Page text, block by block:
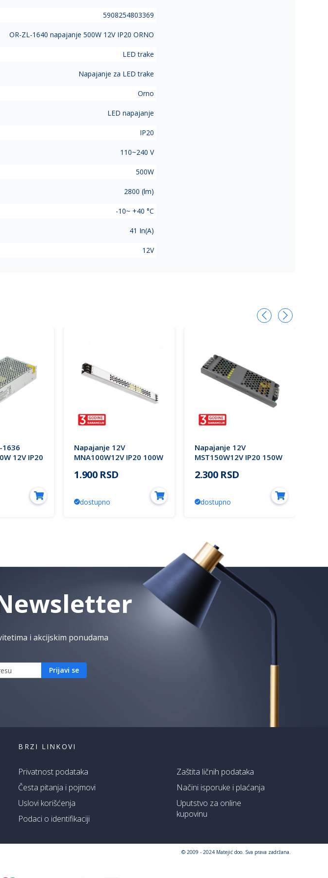
5908254803369
OR-ZL-1640 napajanje 500W 12V IP20 ORNO
LED trake
Napajanje za LED trake
Orno
LED napajanje
IP20
110~240 V
500W
2800 (lm)
-10~ +40 °C
41 In(A)
12V
1636
12V IP20
Napajanje 12V
MNA100W12V IP20 100W
1.900 RSD
dostupno
Napajanje 12V
MST150W12V IP20 150W
2.300 RSD
dostupno
i akcijskim ponudama
Prijavi se
BRZI LINKOVI
Privatnost podataka
Česta pitanja i pojmovi
Uslovi korišćenja
Podaci o identifikaciji
Zaštita ličnih podataka
Načini isporuke i plaćanja
Uputstvo za online
kupovinu
© 2009 - 2024 Matejić doo. Sva prava zadržana.